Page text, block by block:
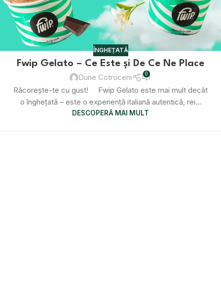
ÎNGHEȚATĂ
Fwip Gelato – Ce Este și De Ce Ne Place
Dune Cotroceni 0
Răcorește-te cu gust! Fwip Gelato este mai mult decât
o înghețată – este o experiență italiană autentică, rei...
DESCOPERĂ MAI MULT